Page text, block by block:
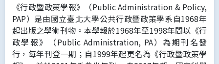
《行政暨政策學報》（Public Administration & Policy,
PAP）是由國立臺北大學公共行政暨政策學系自1968年
起出版之學術刊物。本學報於1968年至1998年間以《行
政學報》（Public Administration, PA）為期刊名發
行，每年刊登一期；自1999年起更名為《行政暨政策學